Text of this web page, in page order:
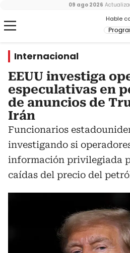
Hable
09 ago 2026
Internacional
EEUU investiga
especulativas en
de anuncios de
Irán
Funcionarios
investigando si
información privilegiada
caídas del precio del